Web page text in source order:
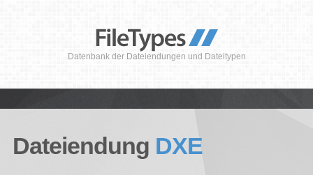
Datenbank der Dateiendungen und Dateitypen
Dateiendung DXE